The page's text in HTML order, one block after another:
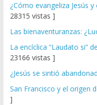
¿Cómo evangeliza Jesús
28315 vistas ]
Las bienaventuranzas:
La encíclica “Laudato si”
23166 vistas ]
¿Jesús se sintió
San Francisco y el origen
]